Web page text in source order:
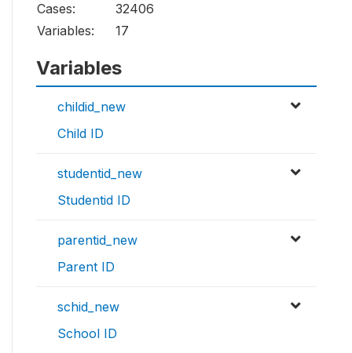
Cases:
32406
Variables:
17
Variables
childid_new
Child ID
studentid_new
Studentid ID
parentid_new
Parent ID
schid_new
School ID